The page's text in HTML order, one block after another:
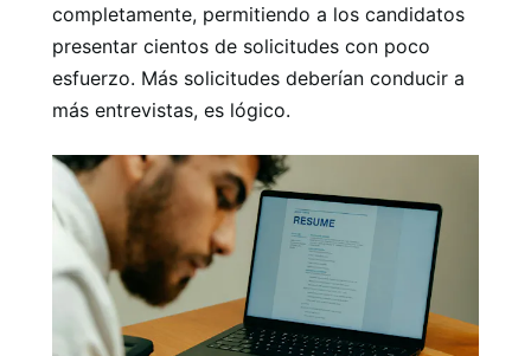
completamente, permitiendo a los candidatos
presentar cientos de solicitudes con poco
esfuerzo. Más solicitudes deberían conducir a
más entrevistas, es lógico.